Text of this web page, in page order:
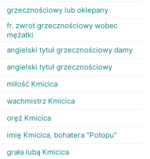
grzecznościowy lub oklepany
fr. zwrot grzecznościowy wobec
mężatki
angielski tytuł grzecznościowy damy
angielski tytuł grzecznościowy
miłość Kmicica
wachmistrz Kmicica
oręż Kmicica
imię Kmicica, bohatera "Potopu"
grała lubą Kmicica